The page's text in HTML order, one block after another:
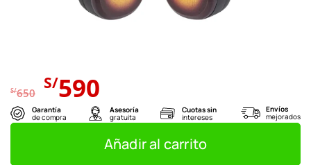
S/650 El
precio
original
era:
S/650.
S/590 precio
actual
es:
S/590.
Garantía
de compra
Asesoría
gratuita
Cuotas sin
intereses
Envíos
mejorados
Añadir al carrito